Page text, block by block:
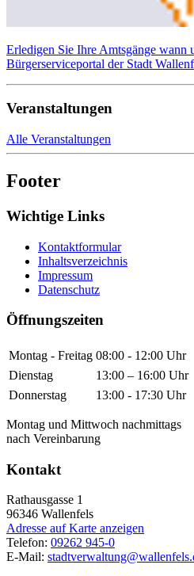
Erledigen Sie Ihre Amtsgänge wann
Bürgerserviceportal der Stadt
Veranstaltungen
Alle Veranstaltungen
Footer
Wichtige Links
Kontaktformular
Inhaltsverzeichnis
Impressum
Datenschutz
Öffnungszeiten
Montag - Freitag 08:00 - 12:00 Uhr
Dienstag
13:00 – 16:00 Uhr
Donnerstag
13:00 - 17:30 Uhr
Montag und Mittwoch nachmittags
nach Vereinbarung
Kontakt
Rathausgasse 1
96346 Wallenfels
Adresse auf Karte anzeigen
Telefon: 09262 945-0
E-Mail: